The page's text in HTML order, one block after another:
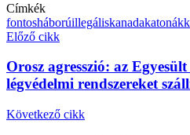
Címkék
fontosháborúillegáliskanadakatonák
Előző cikk
Orosz agresszió: az
légvédelmi rendszereket
Következő cikk